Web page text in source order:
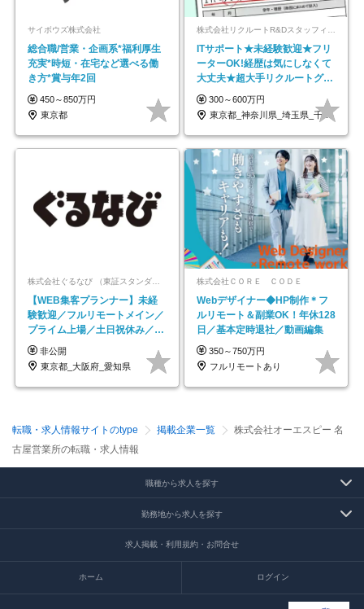
サイボウズ株式会社
総合職/営業・企画系*福利厚生
充実*時短・在宅など選べる働
き方*賞与年2回
450～850万円
東京都
株式会社リクルートR&Dスタッフィング【リクルートグループ】
ITサポート★未経験歓迎★フリ
ーターOK!経歴は気にしなくて
大丈夫★超大手リクルートグル
ープの正社員/sg
300～600万円
東京都_神奈川県_埼玉県_千葉県_大阪府…
株式会社ぐるなび （東証スタンダード上場）
【WEB集客プランナー】未経
験歓迎／フルリモートメイン／
プライム上場／土日祝休み／東
京・大阪・名古屋
非公開
東京都_大阪府_愛知県
株式会社ＣＯＲＥ ＣＯＤＥ
Webデザイナー◆HP制作＊フ
ルリモート＆副業OK！年休128
日／基本定時退社／動画編集
350～750万円
フルリモートあり
転職・求人情報サイトのtype 掲載企業一覧
株式会社オーエスピー 名
古屋営業所の転職・求人情報
職種から求人を探す
勤務地から求人を探す
求人掲載・利用規約・お問合せ
ホーム ログイン